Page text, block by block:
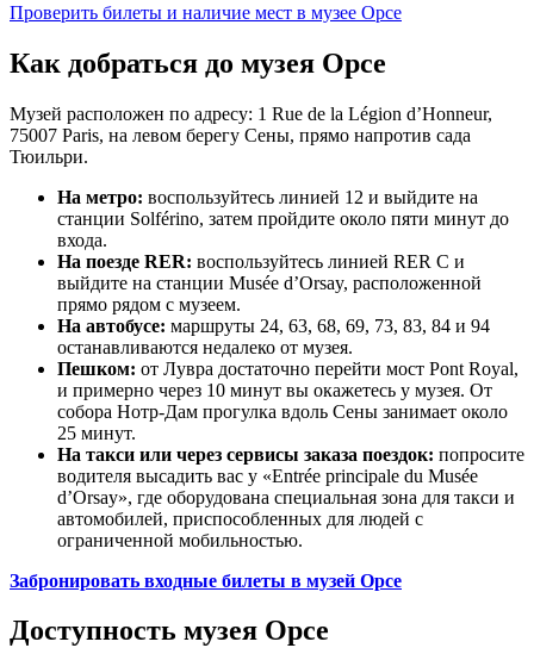
Проверить билеты и наличие мест в музее Орсе
Как добраться до музея Орсе
Музей расположен по адресу: 1 Rue de la Légion d’Honneur,
75007 Paris, на левом берегу Сены, прямо напротив сада
Тюильри.
На метро: воспользуйтесь линией 12 и выйдите на
станции Solférino, затем пройдите около пяти минут до
входа.
На поезде RER: воспользуйтесь линией RER C и
выйдите на станции Musée d’Orsay, расположенной
прямо рядом с музеем.
На автобусе: маршруты 24, 63, 68, 69, 73, 83, 84 и 94
останавливаются недалеко от музея.
Пешком: от Лувра достаточно перейти мост Pont Royal,
и примерно через 10 минут вы окажетесь у музея. От
собора Нотр-Дам прогулка вдоль Сены занимает около
25 минут.
На такси или через сервисы заказа поездок: попросите
водителя высадить вас у «Entrée principale du Musée
d’Orsay», где оборудована специальная зона для такси и
автомобилей, приспособленных для людей с
ограниченной мобильностью.
Забронировать входные билеты в музей Орсе
Доступность музея Орсе